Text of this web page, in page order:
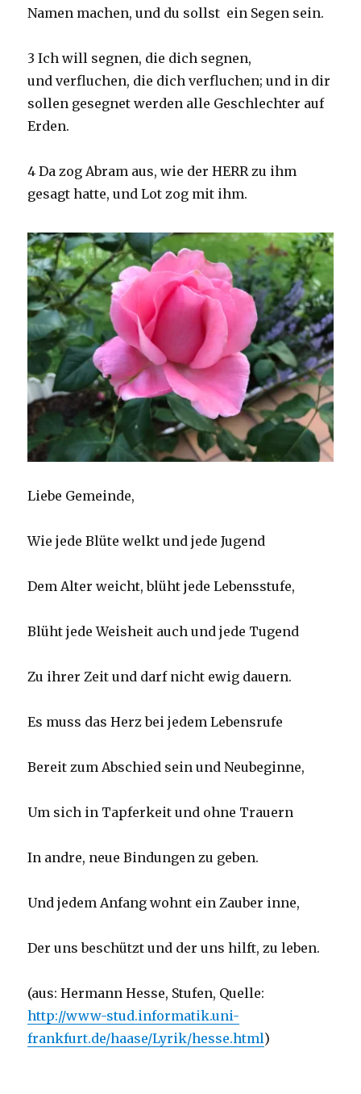
Namen machen, und du sollst ein Segen sein.
3 Ich will segnen, die dich segnen,
und verfluchen, die dich verfluchen; und in dir
sollen gesegnet werden alle Geschlechter auf
Erden.
4 Da zog Abram aus, wie der HERR zu ihm
gesagt hatte, und Lot zog mit ihm.
Liebe Gemeinde,
Wie jede Blüte welkt und jede Jugend
Dem Alter weicht, blüht jede Lebensstufe,
Blüht jede Weisheit auch und jede Tugend
Zu ihrer Zeit und darf nicht ewig dauern.
Es muss das Herz bei jedem Lebensrufe
Bereit zum Abschied sein und Neubeginne,
Um sich in Tapferkeit und ohne Trauern
In andre, neue Bindungen zu geben.
Und jedem Anfang wohnt ein Zauber inne,
Der uns beschützt und der uns hilft, zu leben.
(aus: Hermann Hesse, Stufen, Quelle:
http://www-stud.informatik.uni-
frankfurt.de/haase/Lyrik/hesse.html)